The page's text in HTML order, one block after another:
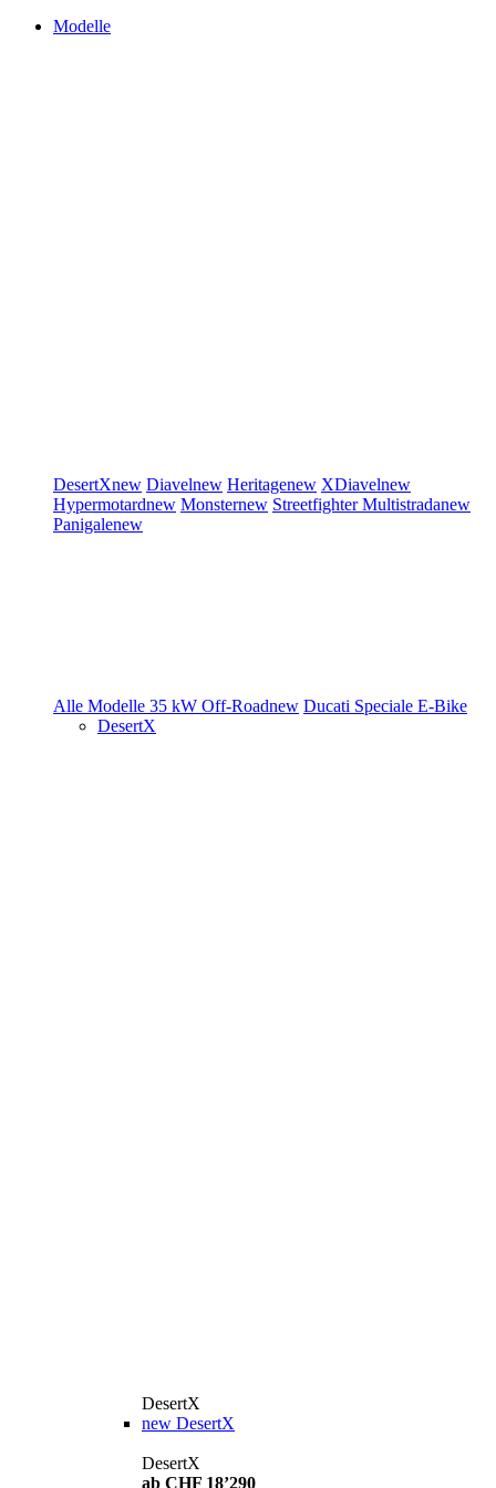
Modelle
DesertXnew Diavelnew Heritagenew XDiavelnew
Hypermotardnew Monsternew StreetfighterMultistradanew
Panigalenew
Alle Modelle 35 kW Off-Roadnew Ducati Speciale E-Bike
DesertX
DesertX
new DesertX
DesertX
ab CHF 18’290